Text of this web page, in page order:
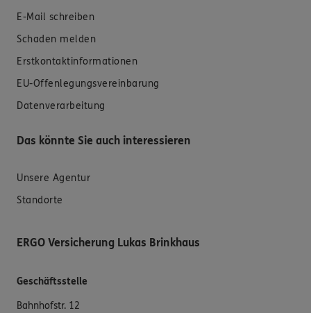
E-Mail schreiben
Schaden melden
Erstkontaktinformationen
EU-Offenlegungsvereinbarung
Datenverarbeitung
Das könnte Sie auch interessieren
Unsere Agentur
Standorte
ERGO Versicherung Lukas Brinkhaus
Geschäftsstelle
Bahnhofstr. 12